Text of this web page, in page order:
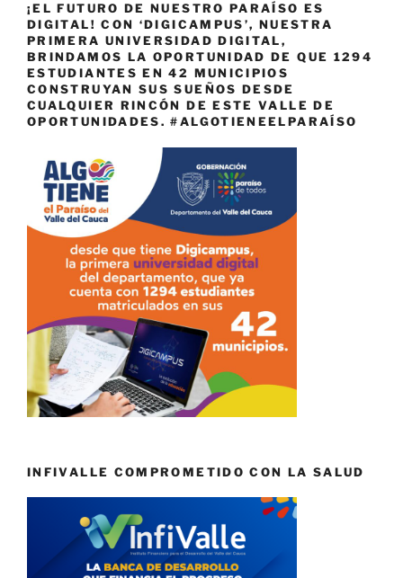
¡EL FUTURO DE NUESTRO PARAÍSO ES
DIGITAL! CON ‘DIGICAMPUS’, NUESTRA
PRIMERA UNIVERSIDAD DIGITAL,
BRINDAMOS LA OPORTUNIDAD DE QUE 1294
ESTUDIANTES EN 42 MUNICIPIOS
CONSTRUYAN SUS SUEÑOS DESDE
CUALQUIER RINCÓN DE ESTE VALLE DE
OPORTUNIDADES. #ALGOTIENEELPARAÍSO
INFIVALLE COMPROMETIDO CON LA SALUD